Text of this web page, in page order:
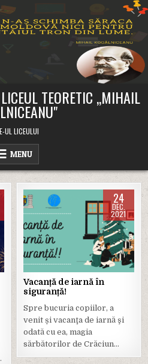
TEORETIC ,,MIHAIL
UL LICEULUI
MENU
24
DEC.
2021
Posted
in
Vacanță de iarnă în
siguranță!
Spre bucuria copiilor, a
venit și vacanţa de iarnă şi
odată cu ea, magia
sărbătorilor de Crăciun…